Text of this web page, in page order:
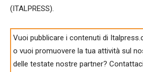
(ITALPRESS).
Vuoi pubblicare i contenuti di
o vuoi promuovere la tua attività sul
delle testate nostre partner?